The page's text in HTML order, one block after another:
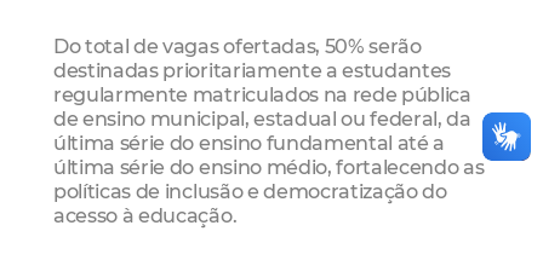
Do total de vagas ofertadas, 50% serão
destinadas prioritariamente a estudantes
regularmente matriculados na rede pública
de ensino municipal, estadual ou federal, da
última série do ensino fundamental até a
última série do ensino médio, fortalecendo as
políticas de inclusão e democratização do
acesso à educação.